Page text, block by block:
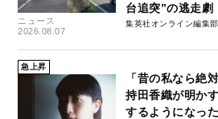
ニュース
2026.08.07
台追突”の逃走劇
集英社オンライン編集
急上昇
「昔の私なら絶
持田香織が明か
するようになっ